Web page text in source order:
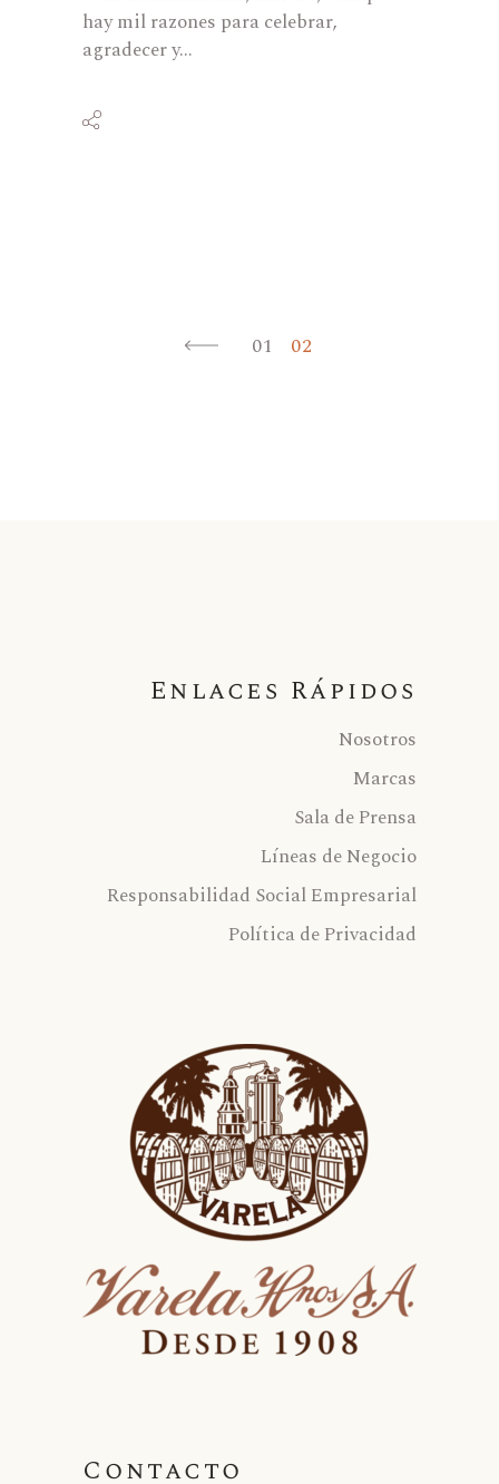
hay mil razones para celebrar,
agradecer y...
01 02
Enlaces Rápidos
Nosotros
Marcas
Sala de Prensa
Líneas de Negocio
Responsabilidad Social Empresarial
Política de Privacidad
Contacto